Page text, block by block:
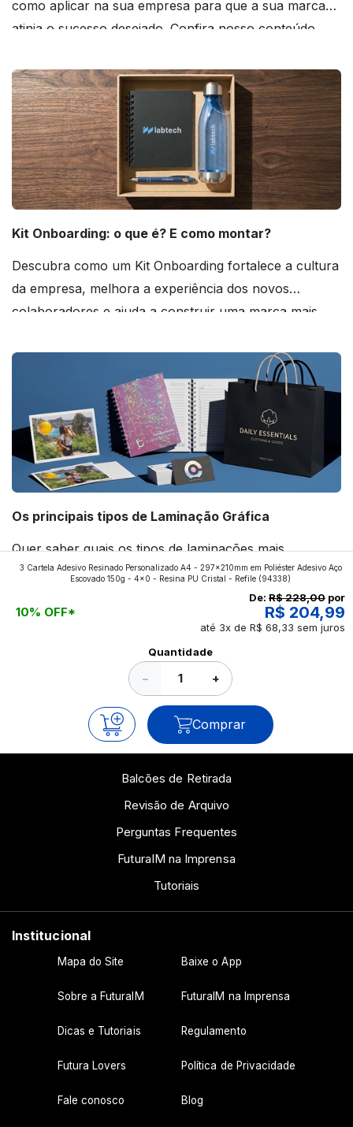
como aplicar na sua empresa para que a sua marca
atinja o sucesso desejado. Confira nosso conteúdo
Kit Onboarding: o que é? E como montar?
Descubra como um Kit Onboarding fortalece a cultura
da empresa, melhora a experiência dos novos
colaboradores e ajuda a construir uma marca mais
Os principais tipos de Laminação Gráfica
Quer saber quais os tipos de laminações mais
aplicados nos impressos da gráfica FuturaIM? Então,
continue a leitura que vamos revelar para você!
3 Cartela Adesivo Resinado Personalizado A4 - 297x210mm em Poliéster Adesivo Aço
Escovado 150g - 4x0 - Resina PU Cristal - Refile (94338)
10% OFF*
De: R$ 228,00 por
R$ 204,99
até 3x de R$ 68,33 sem juros
Quantidade
− +
Comprar
Balcões de Retirada
Revisão de Arquivo
Perguntas Frequentes
FuturaIM na Imprensa
Tutoriais
Institucional
Mapa do Site Baixe o App
Sobre a FuturaIM FuturaIM na Imprensa
Dicas e Tutoriais Regulamento
Futura Lovers Política de Privacidade
Fale conosco Blog